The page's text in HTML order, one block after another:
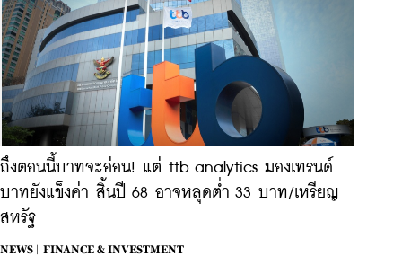
ถึงตอนนี้บาทจะอ่อน! แต่ ttb analytics มองเทรนด์
บาทยังแข็งค่า สิ้นปี 68 อาจหลุดต่ำ 33 บาท/เหรียญ
สหรัฐ
NEWS | FINANCE & INVESTMENT